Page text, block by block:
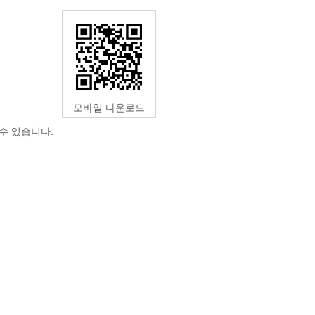
모바일 다운로드
있습니다.